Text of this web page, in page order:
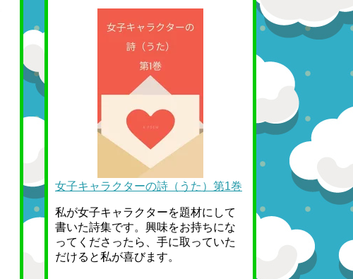
女子キャラクターの詩（うた）第1巻
私が女子キャラクターを題材にして
書いた詩集です。興味をお持ちにな
ってくださったら、手に取っていた
だけると私が喜びます。